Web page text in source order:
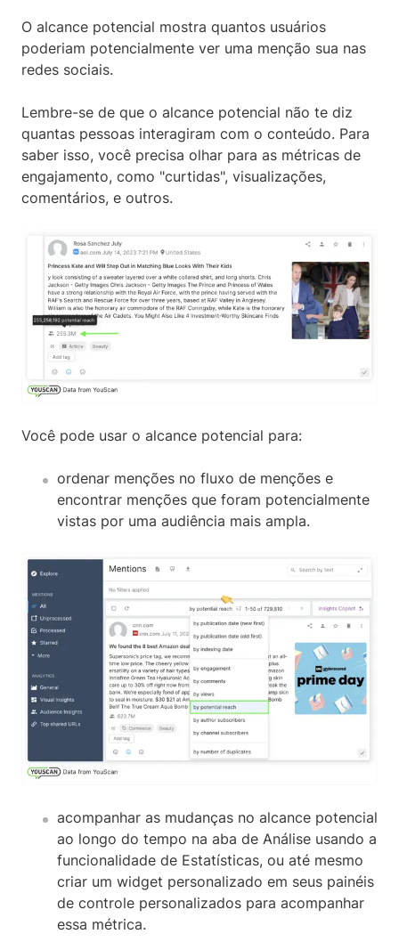
O alcance potencial mostra quantos usuários
poderiam potencialmente ver uma menção sua nas
redes sociais.
Lembre-se de que o alcance potencial não te diz
quantas pessoas interagiram com o conteúdo. Para
saber isso, você precisa olhar para as métricas de
engajamento, como "curtidas", visualizações,
comentários, e outros.
Você pode usar o alcance potencial para:
ordenar menções no fluxo de menções e
encontrar menções que foram potencialmente
vistas por uma audiência mais ampla.
acompanhar as mudanças no alcance potencial
ao longo do tempo na aba de Análise usando a
funcionalidade de Estatísticas, ou até mesmo
criar um widget personalizado em seus painéis
de controle personalizados para acompanhar
essa métrica.